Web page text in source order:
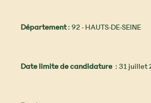
Département: 92 - HAUTS-DE-SEINE
Date limite de candidature : 31 juillet